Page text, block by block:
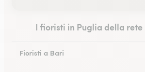
I fioristi in Puglia della
Fioristi a Bari